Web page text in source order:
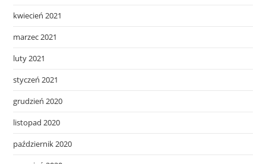
kwiecień 2021
marzec 2021
luty 2021
styczeń 2021
grudzień 2020
listopad 2020
październik 2020